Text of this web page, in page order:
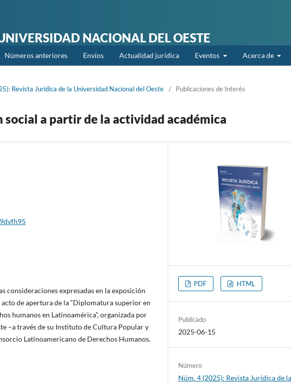
NACIONAL DEL OESTE
Números anteriores Envíos Actualidad jurídica Eventos Acerca de
Revista Jurídica de la Universidad Nacional del Oeste / Publicaciones de Interés
social a partir de la actividad académica
consideraciones expresadas en la exposición
de apertura de la “Diplomatura superior en
humanos en Latinoamérica”, organizada por
–a través de su Instituto de Cultura Popular y
Latinoamericano de Derechos Humanos.
PDF HTML
Publicado
2025-06-15
Número
Núm. 4 (2025): Revista Jurídica de